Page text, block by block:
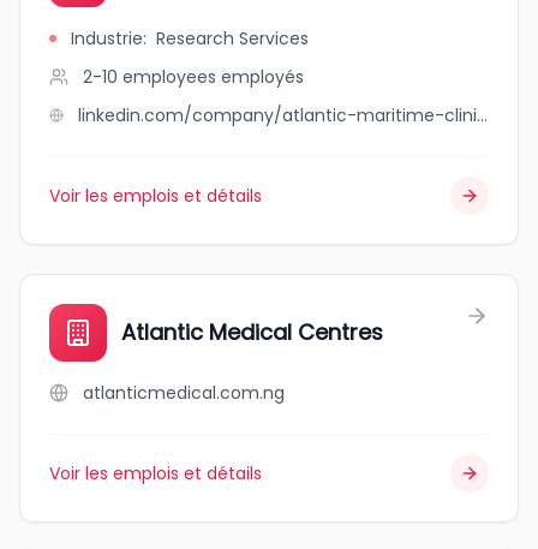
Industrie: Research Services
2-10 employees employés
linkedin.com/company/atlantic-maritime-clinical-monitoring-inc
Voir les emplois et détails
Atlantic Medical Centres
atlanticmedical.com.ng
Voir les emplois et détails